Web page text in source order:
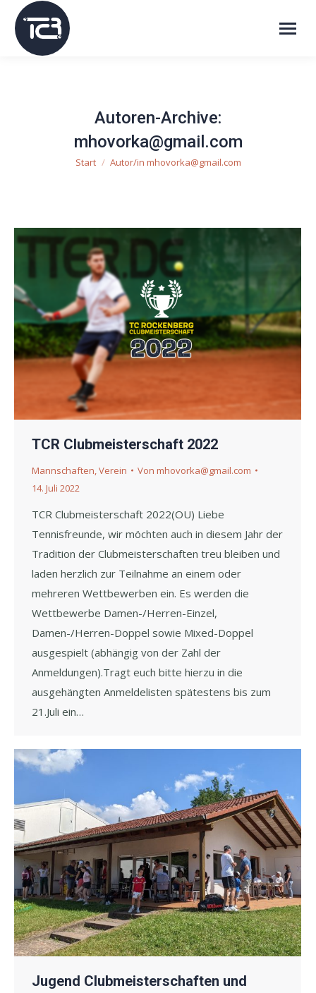
Autoren-Archive:
mhovorka@gmail.com
Sie befinden sich hier:
Start Autor/in mhovorka@gmail.com
TCR Clubmeisterschaft 2022
Mannschaften Verein Von mhovorka@gmail.com
14. Juli 2022
TCR Clubmeisterschaft 2022(OU) Liebe
Tennisfreunde, wir möchten auch in diesem Jahr der
Tradition der Clubmeisterschaften treu bleiben und
laden herzlich zur Teilnahme an einem oder
mehreren Wettbewerben ein. Es werden die
Wettbewerbe Damen-/Herren-Einzel,
Damen-/Herren-Doppel sowie Mixed-Doppel
ausgespielt (abhängig von der Zahl der
Anmeldungen).Tragt euch bitte hierzu in die
ausgehängten Anmeldelisten spätestens bis zum
21.Juli ein…
Jugend Clubmeisterschaften und